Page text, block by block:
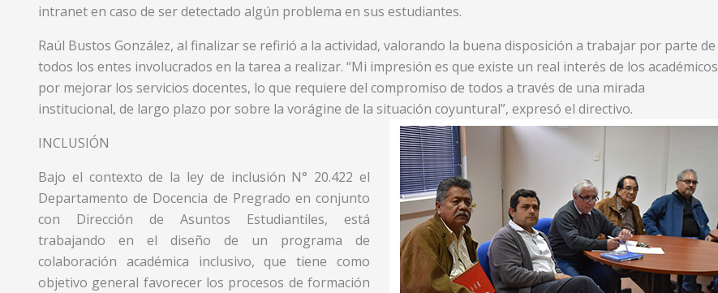
intranet en caso de ser detectado algún problema en sus estudiantes.
Raúl Bustos González, al finalizar se refirió a la actividad, valorando la buena disposición a trabajar por parte de
todos los entes involucrados en la tarea a realizar. “Mi impresión es que existe un real interés de los académicos
por mejorar los servicios docentes, lo que requiere del compromiso de todos a través de una mirada
institucional, de largo plazo por sobre la vorágine de la situación coyuntural”, expresó el directivo.
INCLUSIÓN
Bajo el contexto de la ley de inclusión N° 20.422 el
Departamento de Docencia de Pregrado en conjunto
con Dirección de Asuntos Estudiantiles, está
trabajando en el diseño de un programa de
colaboración académica inclusivo, que tiene como
objetivo general favorecer los procesos de formación